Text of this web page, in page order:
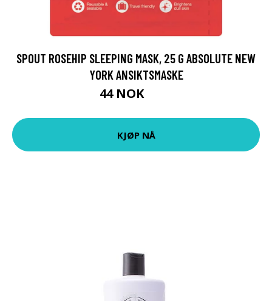
SPOUT ROSEHIP SLEEPING MASK, 25 G ABSOLUTE NEW
YORK ANSIKTSMASKE
44 NOK
KJØP NÅ